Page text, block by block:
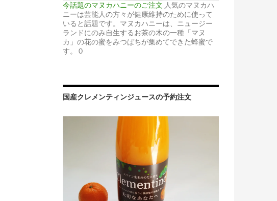
今話題のマヌカハニーのご注文 人気のマヌカハ
ニーは芸能人の方々が健康維持のために使って
いると話題です。マヌカハニーは、ニュージー
ランドにのみ自生するお茶の木の一種「マヌ
カ」の花の蜜をみつばちが集めてできた蜂蜜で
す。 0
国産クレメンティンジュースの予約注文